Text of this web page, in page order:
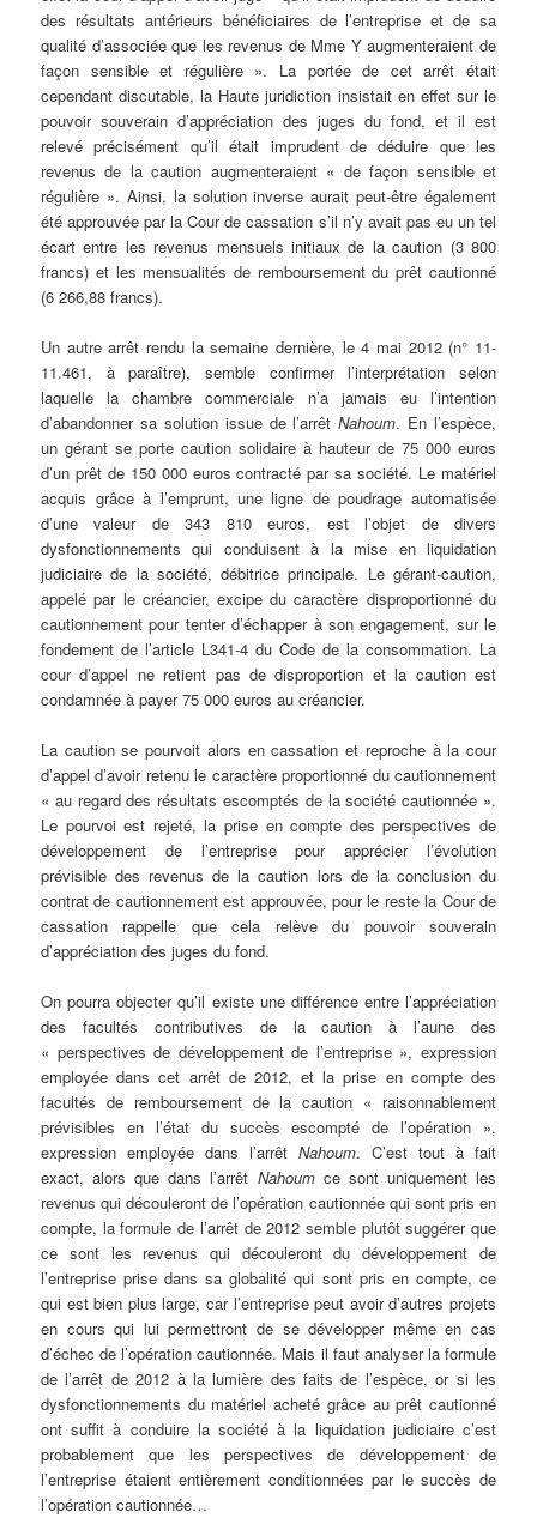
des résultats antérieurs bénéficiaires de l’entreprise et de sa
qualité d’associée que les revenus de Mme Y augmenteraient de
façon sensible et régulière ». La portée de cet arrêt était
cependant discutable, la Haute juridiction insistait en effet sur le
pouvoir souverain d’appréciation des juges du fond, et il est
relevé précisément qu’il était imprudent de déduire que les
revenus de la caution augmenteraient « de façon sensible et
régulière ». Ainsi, la solution inverse aurait peut-être également
été approuvée par la Cour de cassation s’il n’y avait pas eu un tel
écart entre les revenus mensuels initiaux de la caution (3 800
francs) et les mensualités de remboursement du prêt cautionné
(6 266,88 francs).
Un autre arrêt rendu la semaine dernière, le 4 mai 2012 (n° 11-
11.461, à paraître), semble confirmer l’interprétation selon
laquelle la chambre commerciale n’a jamais eu l’intention
d’abandonner sa solution issue de l’arrêtNahoum. En l’espèce,
un gérant se porte caution solidaire à hauteur de 75 000 euros
d’un prêt de 150 000 euros contracté par sa société. Le matériel
acquis grâce à l’emprunt, une ligne de poudrage automatisée
d’une valeur de 343 810 euros, est l’objet de divers
dysfonctionnements qui conduisent à la mise en liquidation
judiciaire de la société, débitrice principale. Le gérant-caution,
appelé par le créancier, excipe du caractère disproportionné du
cautionnement pour tenter d’échapper à son engagement, sur le
fondement de l’article L341-4 du Code de la consommation. La
cour d’appel ne retient pas de disproportion et la caution est
condamnée à payer 75 000 euros au créancier.
La caution se pourvoit alors en cassation et reproche à la cour
d’appel d’avoir retenu le caractère proportionné du cautionnement
« au regard des résultats escomptés de la société cautionnée ».
Le pourvoi est rejeté, la prise en compte des perspectives de
développement de l’entreprise pour apprécier l’évolution
prévisible des revenus de la caution lors de la conclusion du
contrat de cautionnement est approuvée, pour le reste la Cour de
cassation rappelle que cela relève du pouvoir souverain
d’appréciation des juges du fond.
On pourra objecter qu’il existe une différence entre l’appréciation
des facultés contributives de la caution à l’aune des
« perspectives de développement de l’entreprise », expression
employée dans cet arrêt de 2012, et la prise en compte des
facultés de remboursement de la caution « raisonnablement
prévisibles en l’état du succès escompté de l’opération »,
expression employée dans l’arrêt Nahoum. C’est tout à fait
exact, alors que dans l’arrêt Nahoumce sont uniquement les
revenus qui découleront de l’opération cautionnée qui sont pris en
compte, la formule de l’arrêt de 2012 semble plutôt suggérer que
ce sont les revenus qui découleront du développement de
l’entreprise prise dans sa globalité qui sont pris en compte, ce
qui est bien plus large, car l’entreprise peut avoir d’autres projets
en cours qui lui permettront de se développer même en cas
d’échec de l’opération cautionnée. Mais il faut analyser la formule
de l’arrêt de 2012 à la lumière des faits de l’espèce, or si les
dysfonctionnements du matériel acheté grâce au prêt cautionné
ont suffit à conduire la société à la liquidation judiciaire c’est
probablement que les perspectives de développement de
l’entreprise étaient entièrement conditionnées par le succès de
l’opération cautionnée…